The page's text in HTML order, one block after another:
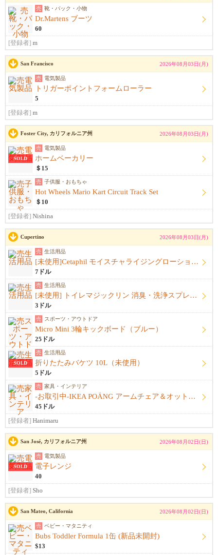
売 靴・バック・小物
Dr.Martens ブーツ
60
[登録者] m
San Francisco 2026年08月03日(月)
売 電気製品
トリガーポイントフォームローラー
5
[登録者] m
Foster City, カリフォルニア州 2026年08月03日(月)
SOLD
売 電気製品
ホームベーカリー
＄15
売 子供服・おもちゃ
Hot Wheels Mario Kart Circuit Track Set
＄10
[登録者] Nishina
Cupertino 2026年08月03日(月)
売 生活用品
[未使用]Cetaphil モイスチャライジングローション（591mL）
7ドル
売 生活用品
[未使用] トイレマジックリン 消臭・洗浄スプレー 詰め替え用（300mL）
3ドル
売 スポーツ・アウトドア
Micro Mini 3輪キックボード（ブルー）
25ドル
SOLD
売 生活用品
折りたたみバケツ 10L（未使用）
5ドル
売 家具・インテリア
-お取引中-IKEA POÄNG アームチェア＆オットマンセット
45ドル
[登録者] Hanimaru
San José, カリフォルニア州 2026年08月02日(日)
SOLD
売 電気製品
電子レンジ
40
[登録者] Sho
San Mateo, California 2026年08月02日(日)
売 ベビー・マタニティ
Bubs Toddler Formula 1缶 (新品未開封)
$13